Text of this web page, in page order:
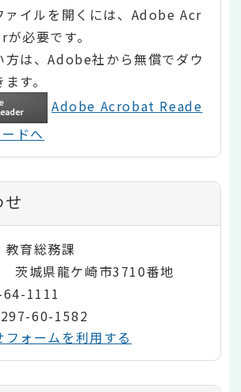
ァイルを開くには、Adobe Acr
必要です。
方は、Adobe社から無償でダウ
す。
Adobe Acrobat Reade
ドへ
育総務課
茨城県龍ケ崎市3710番地
1111
60-1582
フォームを利用する